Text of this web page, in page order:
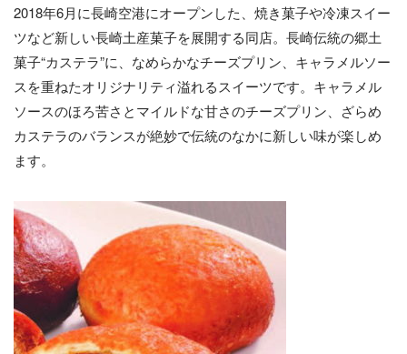
2018年6月に長崎空港にオープンした、焼き菓子や冷凍スイー
ツなど新しい長崎土産菓子を展開する同店。長崎伝統の郷土
菓子“カステラ”に、なめらかなチーズプリン、キャラメルソー
スを重ねたオリジナリティ溢れるスイーツです。キャラメル
ソースのほろ苦さとマイルドな甘さのチーズプリン、ざらめ
カステラのバランスが絶妙で伝統のなかに新しい味が楽しめ
ます。